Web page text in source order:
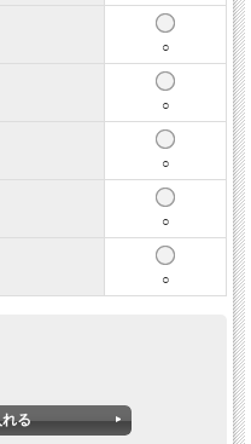
し考案した、じゃまにならない・
リ。お水を飲む時に食器に当たっ
るタイプだと揺れるのが気になっ
の連絡先は外からは見えません。
リエーションが豊富なのできっと
○
○
○
○
○